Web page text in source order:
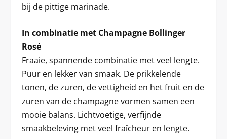
bij de pittige marinade.
In combinatie met Champagne Bollinger
Rosé
Fraaie, spannende combinatie met veel lengte.
Puur en lekker van smaak. De prikkelende
tonen, de zuren, de vettigheid en het fruit en de
zuren van de champagne vormen samen een
mooie balans. Lichtvoetige, verfijnde
smaakbeleving met veel fraîcheur en lengte.